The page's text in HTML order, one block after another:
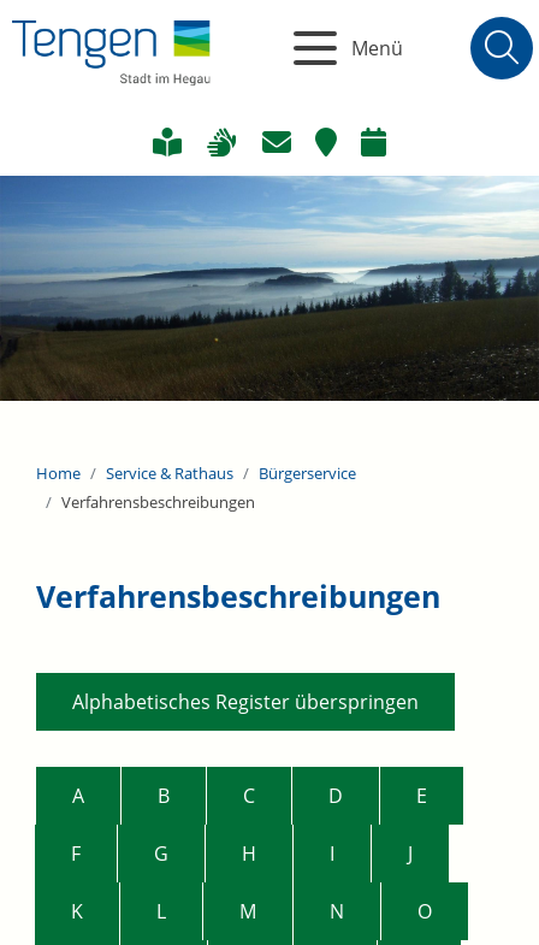
Menü
Home Service & Rathaus
Bürgerservice
Verfahrensbeschreibungen
Verfahrensbeschreibungen
Alphabetisches Register überspringen
A B C D E
F G H I J
K L M N O